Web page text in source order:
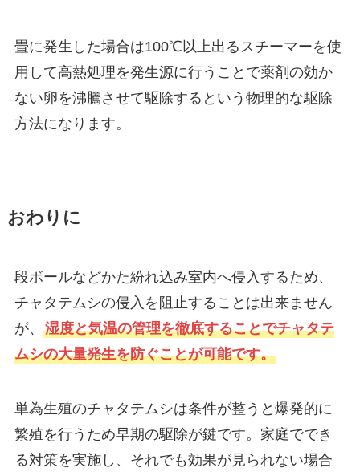
畳に発生した場合は100℃以上出るスチーマーを使
用して高熱処理を発生源に行うことで薬剤の効か
ない卵を沸騰させて駆除するという物理的な駆除
方法になります。
おわりに
段ボールなどかた紛れ込み室内へ侵入するため、
チャタテムシの侵入を阻止することは出来ません
が、 湿度と気温の管理を徹底することでチャタテ
ムシの大量発生を防ぐことが可能です。
単為生殖のチャタテムシは条件が整うと爆発的に
繁殖を行うため早期の駆除が鍵です。家庭ででき
る対策を実施し、それでも効果が見られない場合